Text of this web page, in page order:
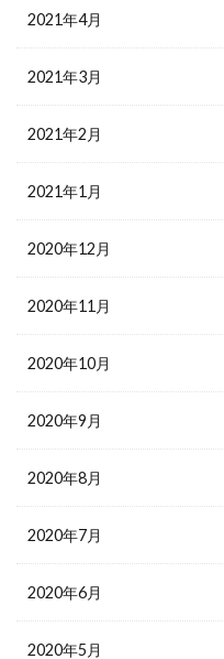
2021年4月
2021年3月
2021年2月
2021年1月
2020年12月
2020年11月
2020年10月
2020年9月
2020年8月
2020年7月
2020年6月
2020年5月